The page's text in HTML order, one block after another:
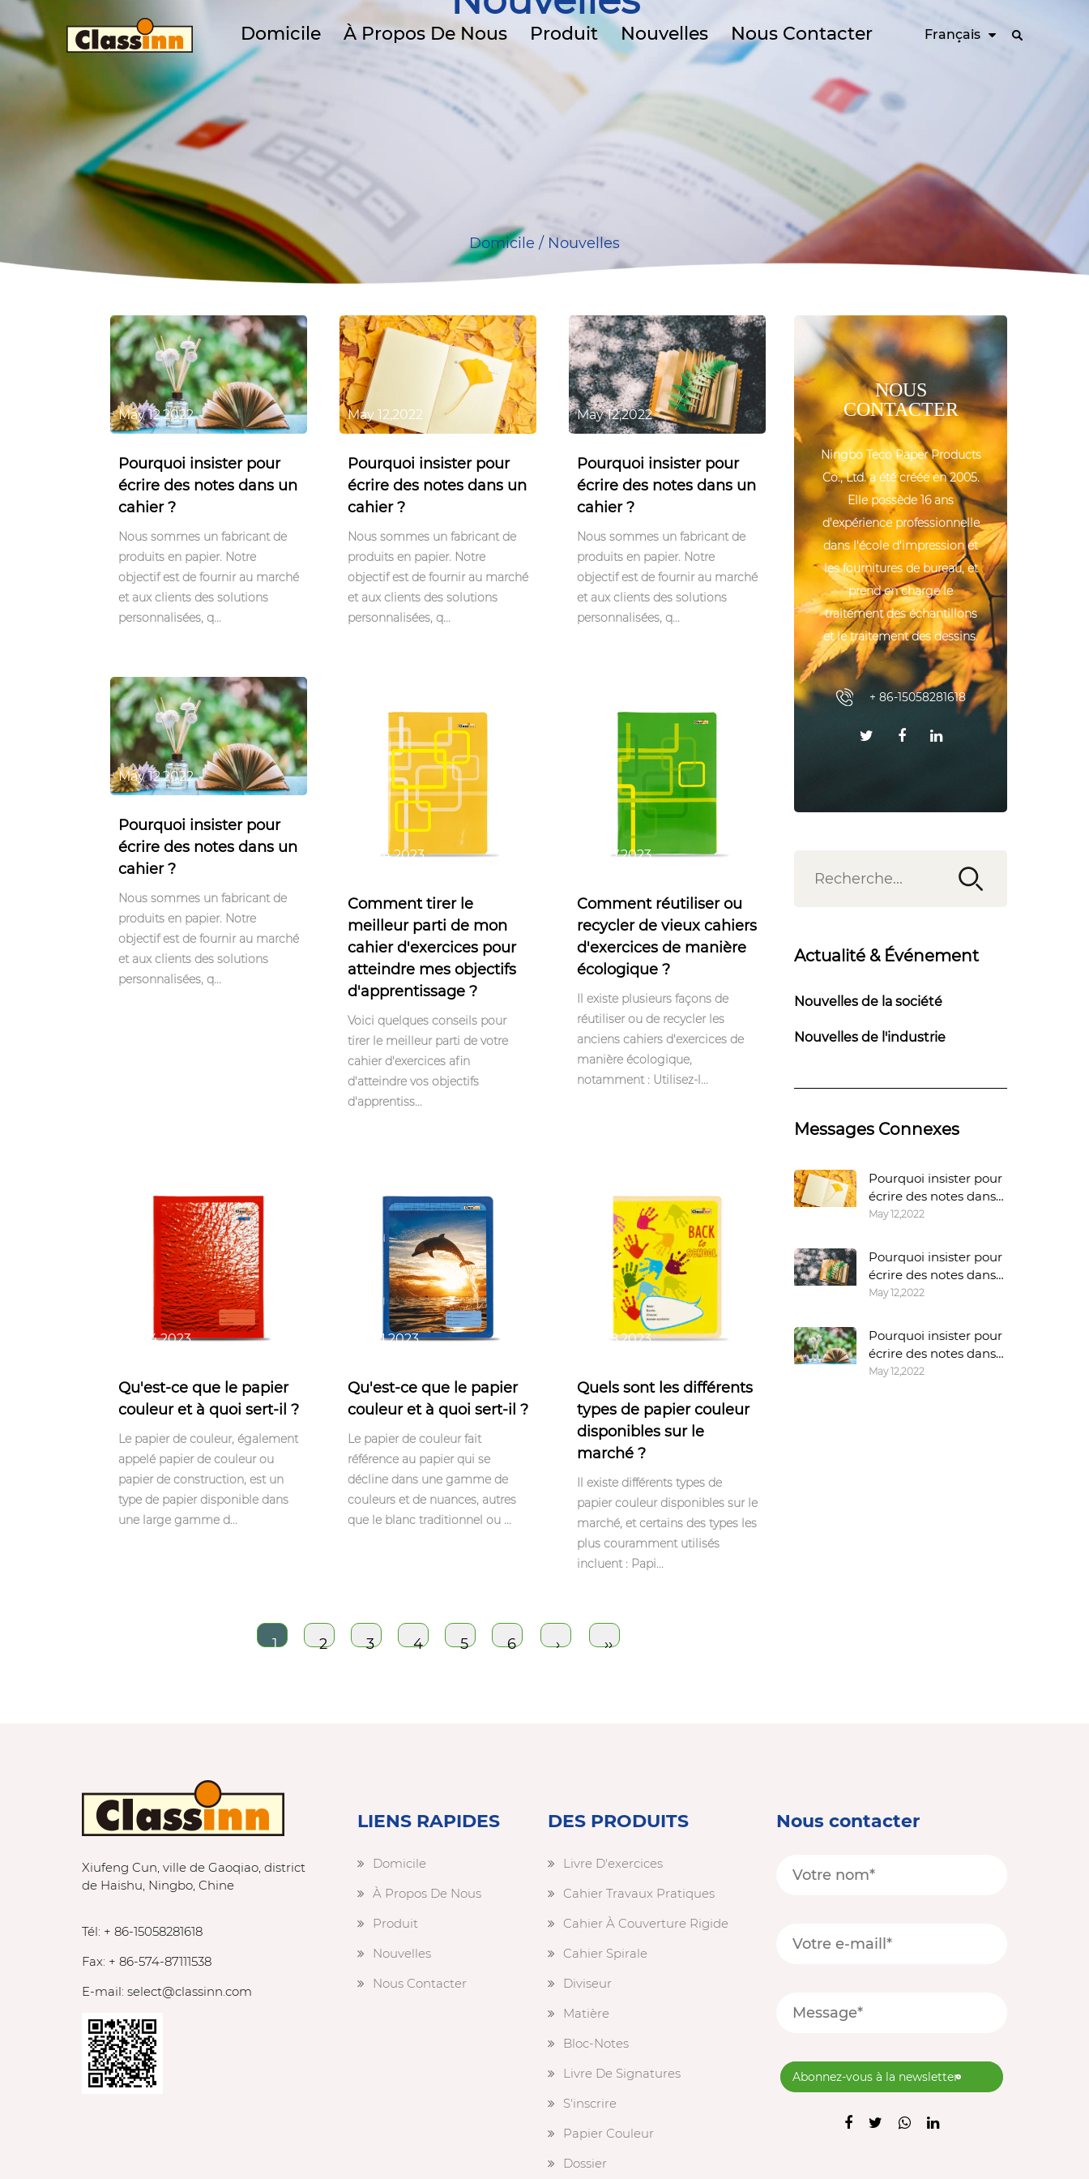
Domicile À Propos De Nous Produit Nouvelles Nous Contacter Français
Domicile / Nouvelles
May 12,2022
Pourquoi insister pour
écrire des notes dans un
cahier ?
Nous sommes un fabricant de
produits en papier. Notre
objectif est de fournir au marché
et aux clients des solutions
personnalisées, q...
May 12,2022
Pourquoi insister pour
écrire des notes dans un
cahier ?
Nous sommes un fabricant de
produits en papier. Notre
objectif est de fournir au marché
et aux clients des solutions
personnalisées, q...
May 12,2022
Pourquoi insister pour
écrire des notes dans un
cahier ?
Nous sommes un fabricant de
produits en papier. Notre
objectif est de fournir au marché
et aux clients des solutions
personnalisées, q...
May 12,2022
Pourquoi insister pour
écrire des notes dans un
cahier ?
Nous sommes un fabricant de
produits en papier. Notre
objectif est de fournir au marché
et aux clients des solutions
personnalisées, q...
Mar 24,2023
Comment tirer le
meilleur parti de mon
cahier d'exercices pour
atteindre mes objectifs
d'apprentissage ?
Voici quelques conseils pour
tirer le meilleur parti de votre
cahier d'exercices afin
d'atteindre vos objectifs
d'apprentiss...
Apr 07,2023
Comment réutiliser ou
recycler de vieux cahiers
d'exercices de manière
écologique ?
Il existe plusieurs façons de
réutiliser ou de recycler les
anciens cahiers d'exercices de
manière écologique,
notamment : Utilisez-l...
Apr 14,2023
Qu'est-ce que le papier
couleur et à quoi sert-il ?
Le papier de couleur, également
appelé papier de couleur ou
papier de construction, est un
type de papier disponible dans
une large gamme d...
Apr 21,2023
Qu'est-ce que le papier
couleur et à quoi sert-il ?
Le papier de couleur fait
référence au papier qui se
décline dans une gamme de
couleurs et de nuances, autres
que le blanc traditionnel ou ...
Apr 28,2023
Quels sont les différents
types de papier couleur
disponibles sur le
marché ?
Il existe différents types de
papier couleur disponibles sur le
marché, et certains des types les
plus couramment utilisés
incluent : Papi...
1 2 3 4 5 6 › ››
NOUS
CONTACTER
Ningbo Teco Paper Products
Co., Ltd. a été créée en 2005.
Elle possède 16 ans
d'expérience professionnelle
dans l'école d'impression et
les fournitures de bureau, et
prend en charge le
traitement des échantillons
et le traitement des dessins.
+ 86-15058281618
Actualité & Événement
Nouvelles de la société
Nouvelles de l'industrie
Messages Connexes
Pourquoi insister pour
écrire des notes dans
un cahier ?
May 12,2022
Pourquoi insister pour
écrire des notes dans
un cahier ?
May 12,2022
Pourquoi insister pour
écrire des notes dans
un cahier ?
May 12,2022
Xiufeng Cun, ville de Gaoqiao, district
de Haishu, Ningbo, Chine
Tél: + 86-15058281618
Fax: + 86-574-87111538
E-mail: select@classinn.com
LIENS RAPIDES
Domicile
À Propos De Nous
Produit
Nouvelles
Nous Contacter
DES PRODUITS
Livre D'exercices
Cahier Travaux Pratiques
Cahier À Couverture Rigide
Cahier Spirale
Diviseur
Matière
Bloc-Notes
Livre De Signatures
S'inscrire
Papier Couleur
Dossier
Nous contacter
Abonnez-vous à la newsletter